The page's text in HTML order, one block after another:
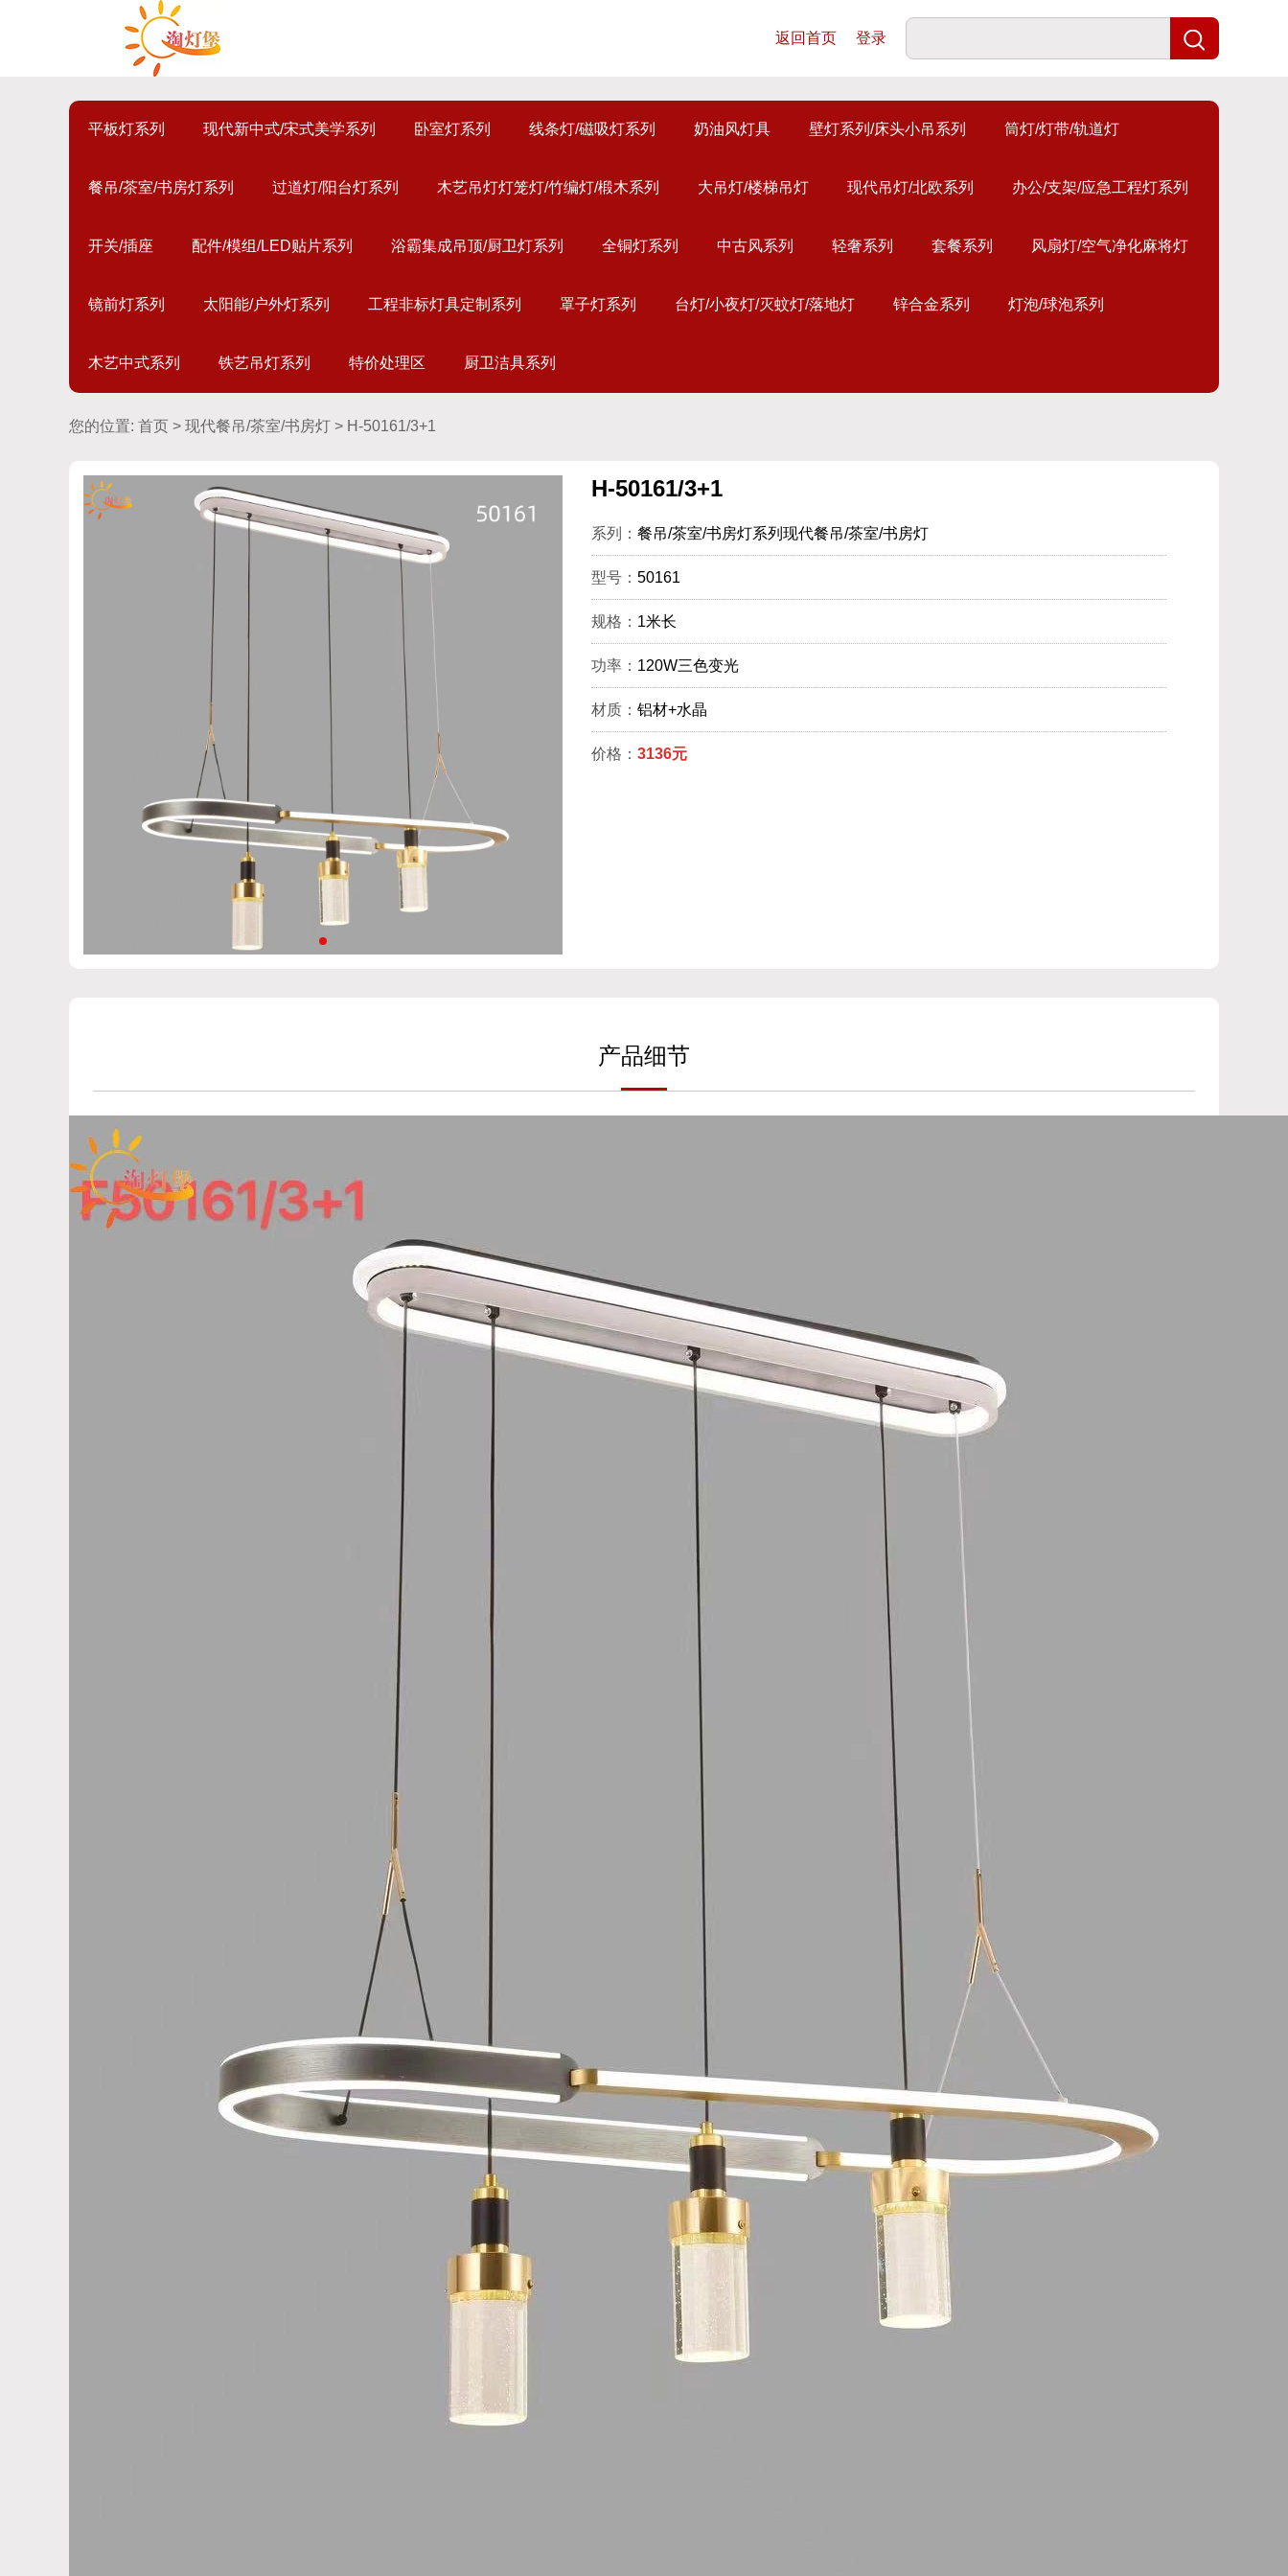
返回首页 登录
平板灯系列 现代新中式/宋式美学系列 卧室灯系列 线条灯/磁吸灯系列 奶油风灯具 壁灯系列/床头小吊系列 筒灯/灯带/轨道灯
餐吊/茶室/书房灯系列 过道灯/阳台灯系列 木艺吊灯灯笼灯/竹编灯/椴木系列 大吊灯/楼梯吊灯 现代吊灯/北欧系列 办公/支架/应急工程灯系列
开关/插座 配件/模组/LED贴片系列 浴霸集成吊顶/厨卫灯系列 全铜灯系列 中古风系列 轻奢系列 套餐系列 风扇灯/空气净化麻将灯
镜前灯系列 太阳能/户外灯系列 工程非标灯具定制系列 罩子灯系列 台灯/小夜灯/灭蚊灯/落地灯 锌合金系列 灯泡/球泡系列
木艺中式系列 铁艺吊灯系列 特价处理区 厨卫洁具系列
您的位置: 首页 > 现代餐吊/茶室/书房灯 > H-50161/3+1
H-50161/3+1
系列： 餐吊/茶室/书房灯系列现代餐吊/茶室/书房灯
型号： 50161
规格： 1米长
功率： 120W三色变光
材质： 铝材+水晶
价格： 3136元
产品细节